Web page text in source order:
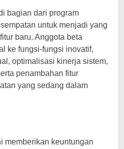
bagian dari program
untuk menjadi yang
baru. Anggota beta
ke fungsi-fungsi inovatif,
optimalisasi kinerja sistem,
penambahan fitur
yang sedang dalam
memberikan keuntungan